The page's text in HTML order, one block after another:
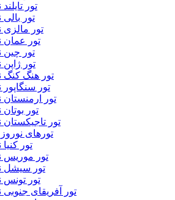
تور تایلند
تور بالی
تور مالزی
تور عمان
تور چین
تور ژاپن
تور هنگ کنگ
تور سنگاپور
تور ارمنستان
تور بوتان
تور تاجیکستان
تورهای نوروز
تور کنیا
تور موریس
تور سیشل
تور تونس
تور آفریقای جنوبی